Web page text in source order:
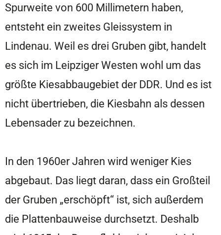
Spurweite von 600 Millimetern haben,
entsteht ein zweites Gleissystem in
Lindenau. Weil es drei Gruben gibt, handelt
es sich im Leipziger Westen wohl um das
größte Kiesabbaugebiet der DDR. Und es ist
nicht übertrieben, die Kiesbahn als dessen
Lebensader zu bezeichnen.
In den 1960er Jahren wird weniger Kies
abgebaut. Das liegt daran, dass ein Großteil
der Gruben „erschöpft“ ist, sich außerdem
die Plattenbauweise durchsetzt. Deshalb